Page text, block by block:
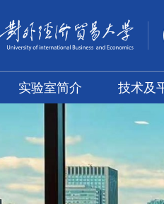
实验室简介 技术及